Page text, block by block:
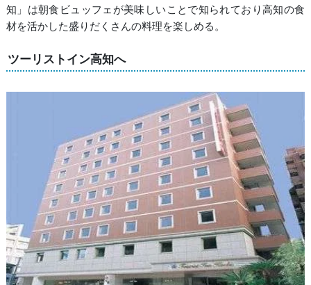
知」は朝食ビュッフェが美味しいことで知られており高知の食
材を活かした盛りだくさんの料理を楽しめる。
ツーリストイン高知へ